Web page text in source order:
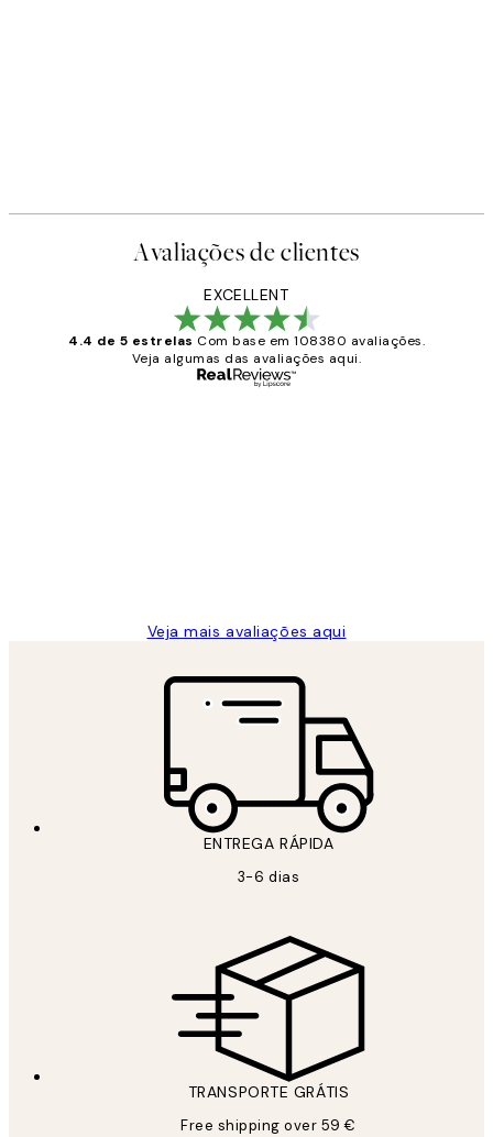
Avaliações de clientes
EXCELLENT
4.4 de 5 estrelas Com base em 108380 avaliações.
Veja algumas das avaliações aqui.
Veja mais avaliações aqui
ENTREGA RÁPIDA
3-6 dias
TRANSPORTE GRÁTIS
Free shipping over 59 €